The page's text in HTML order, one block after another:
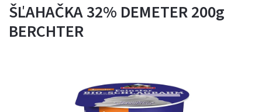
ŠĽAHAČKA 32% DEMETER 200g
BERCHTER